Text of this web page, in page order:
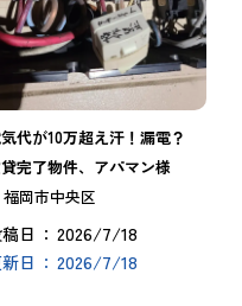
代が10万超え汗！漏電？
完了物件、アパマン様
福岡市中央区
日 2026/7/18
日 2026/7/18